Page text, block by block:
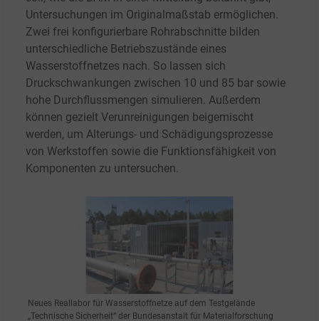
Untersuchungen im Originalmaßstab ermöglichen.
Zwei frei konfigurierbare Rohrabschnitte bilden
unterschiedliche Betriebszustände eines
Wasserstoffnetzes nach. So lassen sich
Druckschwankungen zwischen 10 und 85 bar sowie
hohe Durchflussmengen simulieren. Außerdem
können gezielt Verunreinigungen beigemischt
werden, um Alterungs- und Schädigungsprozesse
von Werkstoffen sowie die Funktionsfähigkeit von
Komponenten zu untersuchen.
Neues Reallabor für Wasserstoffnetze auf dem Testgelände
„Technische Sicherheit“ der Bundesanstalt für Materialforschung